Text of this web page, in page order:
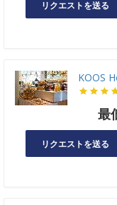
リクエストを送る
KOOS
最
リクエストを送る